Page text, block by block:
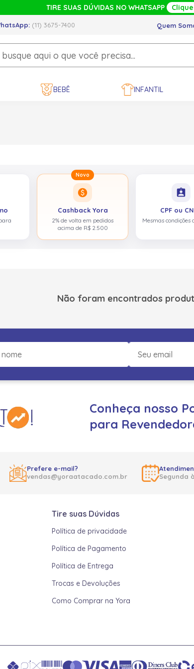
TIRE SUAS DÚVIDAS NO WHATSAPP
(11) 3675-7400 Quem
BEBÊ INFANTIL
Novo
paid
Cashback Yora
2% de volta em pedidos
acima de R$ 2.500
assignment_ind
CPF ou
Mesmas condições
Não foram encontrados
Conheça nosso
para
Prefere e-mail?
vendas@yoraatacado.com.br
Segunda
Tire suas Dúvidas
Política de privacidade
Política de Pagamento
Política de Entrega
Trocas e Devoluções
Como Comprar na Yora